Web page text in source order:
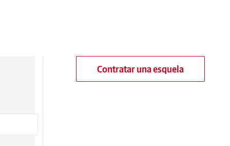
Contratar una esquela